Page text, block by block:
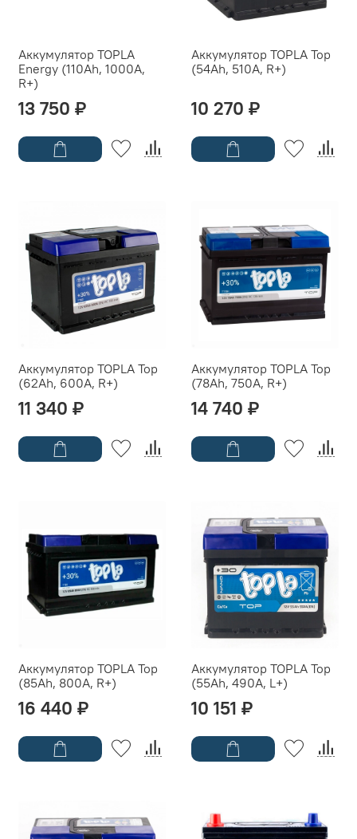
Аккумулятор TOPLA
Energy (110Ah, 1000A,
R+)
13 750 ₽
Аккумулятор TOPLA Top
(54Ah, 510A, R+)
10 270 ₽
Аккумулятор TOPLA Top
(62Ah, 600A, R+)
11 340 ₽
Аккумулятор TOPLA Top
(78Ah, 750A, R+)
14 740 ₽
Аккумулятор TOPLA Top
(85Ah, 800A, R+)
16 440 ₽
Аккумулятор TOPLA Top
(55Ah, 490A, L+)
10 151 ₽